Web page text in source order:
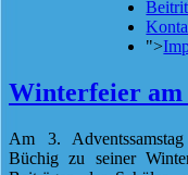
">
Winterfeier am
Am 3.
Büchig zu seiner